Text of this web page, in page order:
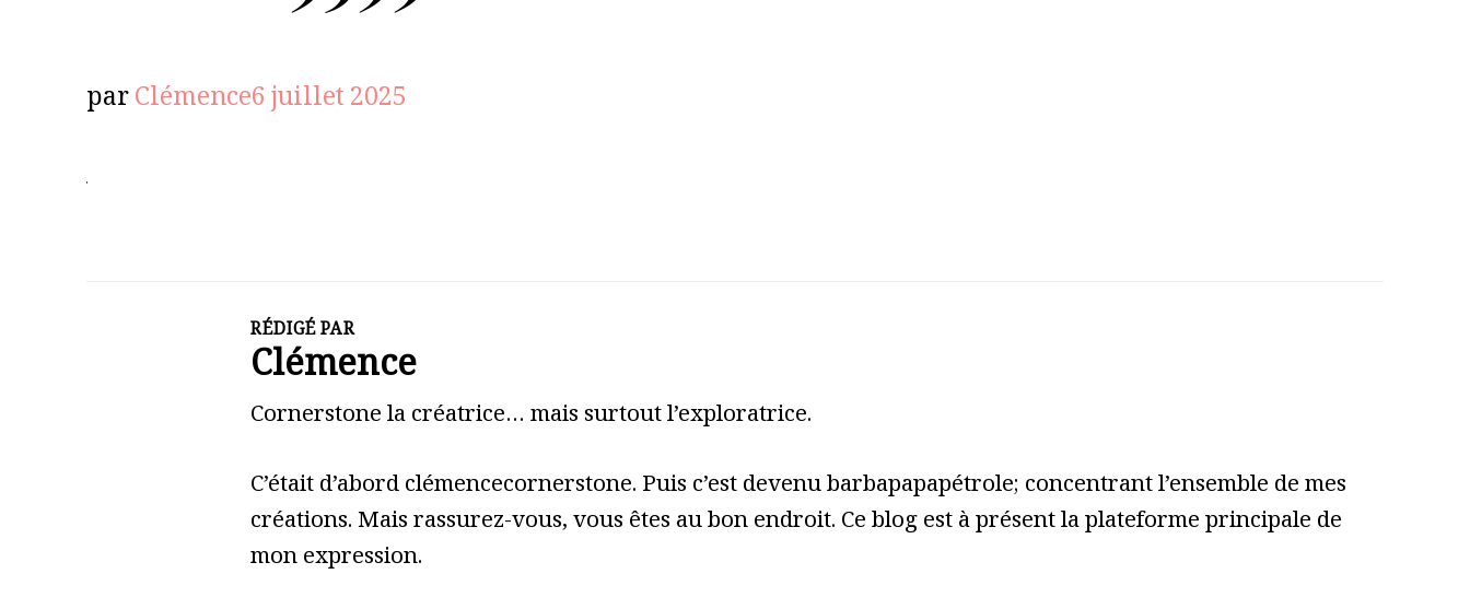
parClémence6 juillet 2025
RÉDIGÉ PAR
Clémence
Cornerstone la créatrice… mais surtout l’exploratrice.
C’était d’abord clémencecornerstone. Puis c’est devenu barbapapapétrole; concentrant l’ensemble de mes
créations. Mais rassurez-vous, vous êtes au bon endroit. Ce blog est à présent la plateforme principale de
mon expression.